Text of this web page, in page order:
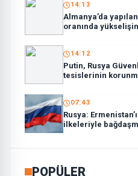
14:13
Almanya’da
oranında
14:12
Putin, Rusya
tesislerinin
07:43
Rusya:
ilkeleriyle
POPÜLER